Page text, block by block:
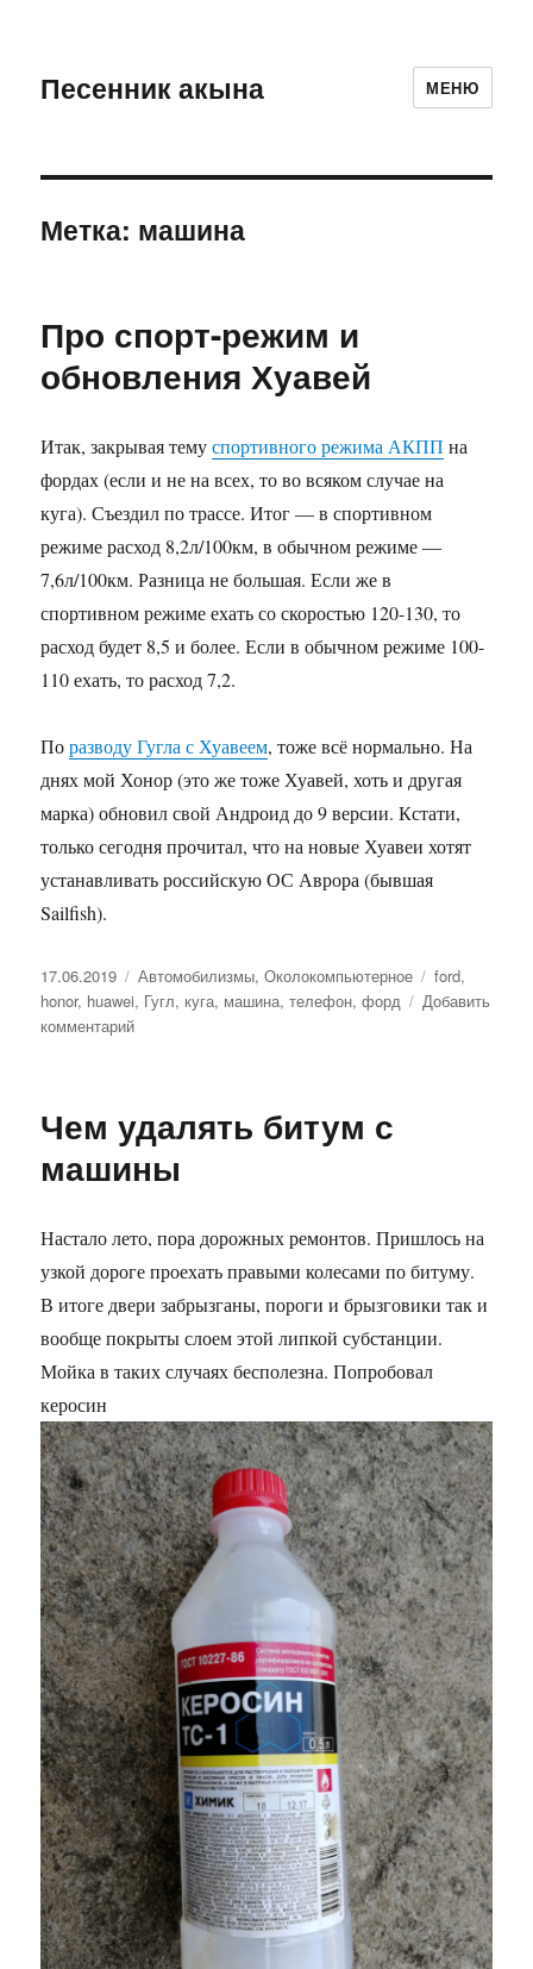
Песенник акына МЕНЮ
Метка: машина
Про спорт-режим и
обновления Хуавей
Итак, закрывая темуспортивного режима АКПП на
фордах (если и не на всех, то во всяком случае на
куга). Съездил по трассе. Итог — в спортивном
режиме расход 8,2л/100км, в обычном режиме —
7,6л/100км. Разница не большая. Если же в
спортивном режиме ехать со скоростью 120-130, то
расход будет 8,5 и более. Если в обычном режиме 100-
110 ехать, то расход 7,2.
Поразводу Гугла с Хуавеем, тоже всё нормально. На
днях мой Хонор (это же тоже Хуавей, хоть и другая
марка) обновил свой Андроид до 9 версии. Кстати,
только сегодня прочитал, что на новые Хуавеи хотят
устанавливать российскую ОС Аврора (бывшая
Sailfish).
Опубликовано
17.06.2019 Рубрики
Автомобилизмы,Околокомпьютерное Метки
ford,
honor, huawei, Гугл, куга, машина,телефон,форд
Добавить
комментарий
режим
и
обновления
Чем удалять битум с
машины
Настало лето, пора дорожных ремонтов. Пришлось на
узкой дороге проехать правыми колесами по битуму.
В итоге двери забрызганы, пороги и брызговики так и
вообще покрыты слоем этой липкой субстанции.
Мойка в таких случаях бесполезна. Попробовал
керосин